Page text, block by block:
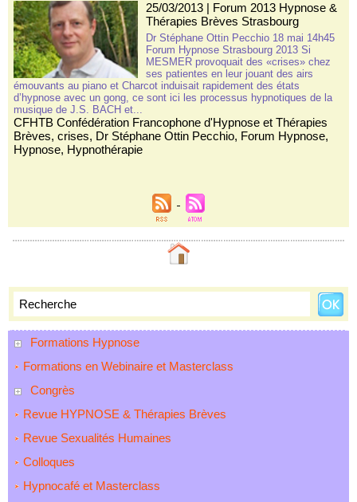
Formations Hypnose
Formations en Webinaire et Masterclass
Congrès
Revue HYPNOSE & Thérapies Brèves
Revue Sexualités Humaines
Colloques
Hypnocafé et Masterclass
25/03/2013| Forum 2013 Hypnose &
Thérapies Brèves Strasbourg
Dr Stéphane Ottin Pecchio 18 mai 14h45
Forum Hypnose Strasbourg 2013 Si
MESMER provoquait des «crises» chez
ses patientes en leur jouant des airs
émouvants au piano et Charcot induisait rapidement des états
d’hypnose avec un gong, ce sont ici les processus hypnotiques de la
musique de J.S. BACH et...
CFHTB Confédération Francophone d'Hypnose et Thérapies
Brèves, crises, Dr Stéphane Ottin Pecchio, Forum Hypnose,
Hypnose, Hypnothérapie